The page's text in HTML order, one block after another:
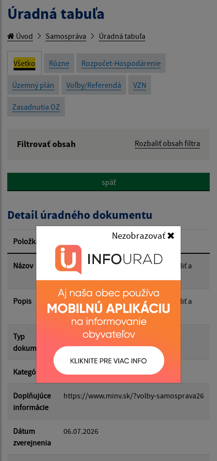
Nezobrazovať
Úradná tabuľa
Úvod Samospráva Úradná tabuľa
Všetko Rôzne Rozpočet-Hospodárenie
Územný plán Voľby/Referendá VZN
Zasadnutia OZ
Filtrovať obsah Rozbaliť obsah filtra
Popis:
Dátum zverejnenia od:
Dátum zverejnenia do:
Filtrovať
späť
Detail úradného dokumentu
Položka
Názov
Informácia o podmienkach práva voliť a
práva byť volený
Popis
Informácia o podmienkach práva voliť a
práva byť volený
Typ
dokumentu
Voľby/Referendá
Kategória Komunálne a VÚC voľby
Doplňujúce
informácie
https://www.minv.sk/?volby-samosprava26
Dátum
zverejnenia
06.07.2026